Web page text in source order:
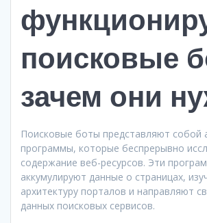
поисковые
зачем они
Поисковые боты представляют собой
программы, которые беспрерывно
содержание веб-ресурсов. Эти
аккумулируют данные о страницах,
архитектуру порталов и направляют
данных поисковых сервисов.